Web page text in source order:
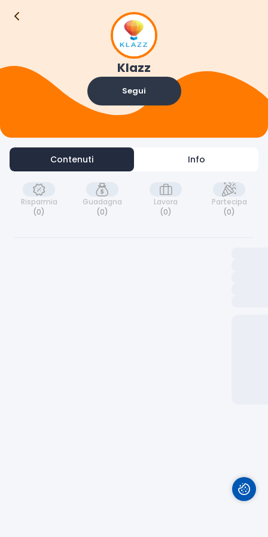
Klazz
Segui
Contenuti Info
Risparmia
(0)
Guadagna
(0)
Lavora
(0)
Partecipa
(0)